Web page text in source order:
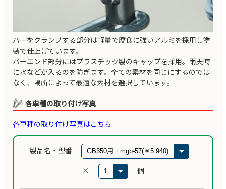
バーをクランプする部分は軽量で腐食に強いアルミを採用し塗
装で仕上げています。
バーエンド部分にはプラスチック製のキャップを採用。雨天時
に水などが入るのを防ぎます。全ての素材を同じにするのでは
なく、場所によって最適な素材を選択しています。
各車種の取り付け写真
各車種の取り付け写真はこちら
製品名・型番
×
個